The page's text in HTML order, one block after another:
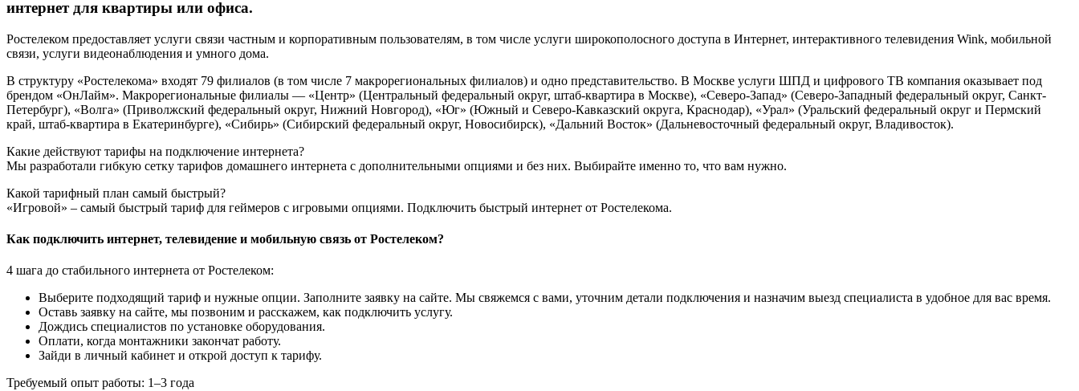
интернет для квартиры или офиса.
Ростелеком предоставляет услуги связи частным и корпоративным пользователям, в том числе услуги широкополосного доступа в Интернет, интерактивного телевидения Wink, мобильной
связи, услуги видеонаблюдения и умного дома.
В структуру «Ростелекома» входят 79 филиалов (в том числе 7 макрорегиональных филиалов) и одно представительство. В Москве услуги ШПД и цифрового ТВ компания оказывает под
брендом «ОнЛайм». Макрорегиональные филиалы — «Центр» (Центральный федеральный округ, штаб-квартира в Москве), «Северо-Запад» (Северо-Западный федеральный округ, Санкт-
Петербург), «Волга» (Приволжский федеральный округ, Нижний Новгород), «Юг» (Южный и Северо-Кавказский округа, Краснодар), «Урал» (Уральский федеральный округ и Пермский
край, штаб-квартира в Екатеринбурге), «Сибирь» (Сибирский федеральный округ, Новосибирск), «Дальний Восток» (Дальневосточный федеральный округ, Владивосток).
Какие действуют тарифы на подключение интернета?
Мы разработали гибкую сетку тарифов домашнего интернета с дополнительными опциями и без них. Выбирайте именно то, что вам нужно.
Какой тарифный план самый быстрый?
«Игровой» – самый быстрый тариф для геймеров с игровыми опциями. Подключить быстрый интернет от Ростелекома.
Как подключить интернет, телевидение и мобильную связь от Ростелеком?
4 шага до стабильного интернета от Ростелеком:
Выберите подходящий тариф и нужные опции. Заполните заявку на сайте. Мы свяжемся с вами, уточним детали подключения и назначим выезд специалиста в удобное для вас время.
Оставь заявку на сайте, мы позвоним и расскажем, как подключить услугу.
Дождись специалистов по установке оборудования.
Оплати, когда монтажники закончат работу.
Зайди в личный кабинет и открой доступ к тарифу.
Требуемый опыт работы: 1–3 года